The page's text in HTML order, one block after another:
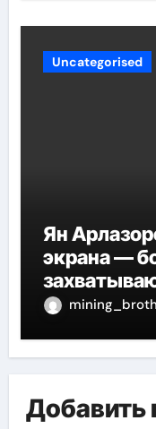
Uncategorised
Ян
экрана —
великого
mining_broth
Добавить